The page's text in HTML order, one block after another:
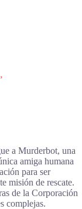
a Murderbot, una
amiga humana
para ser
misión de rescate.
de la Corporación
complejas.